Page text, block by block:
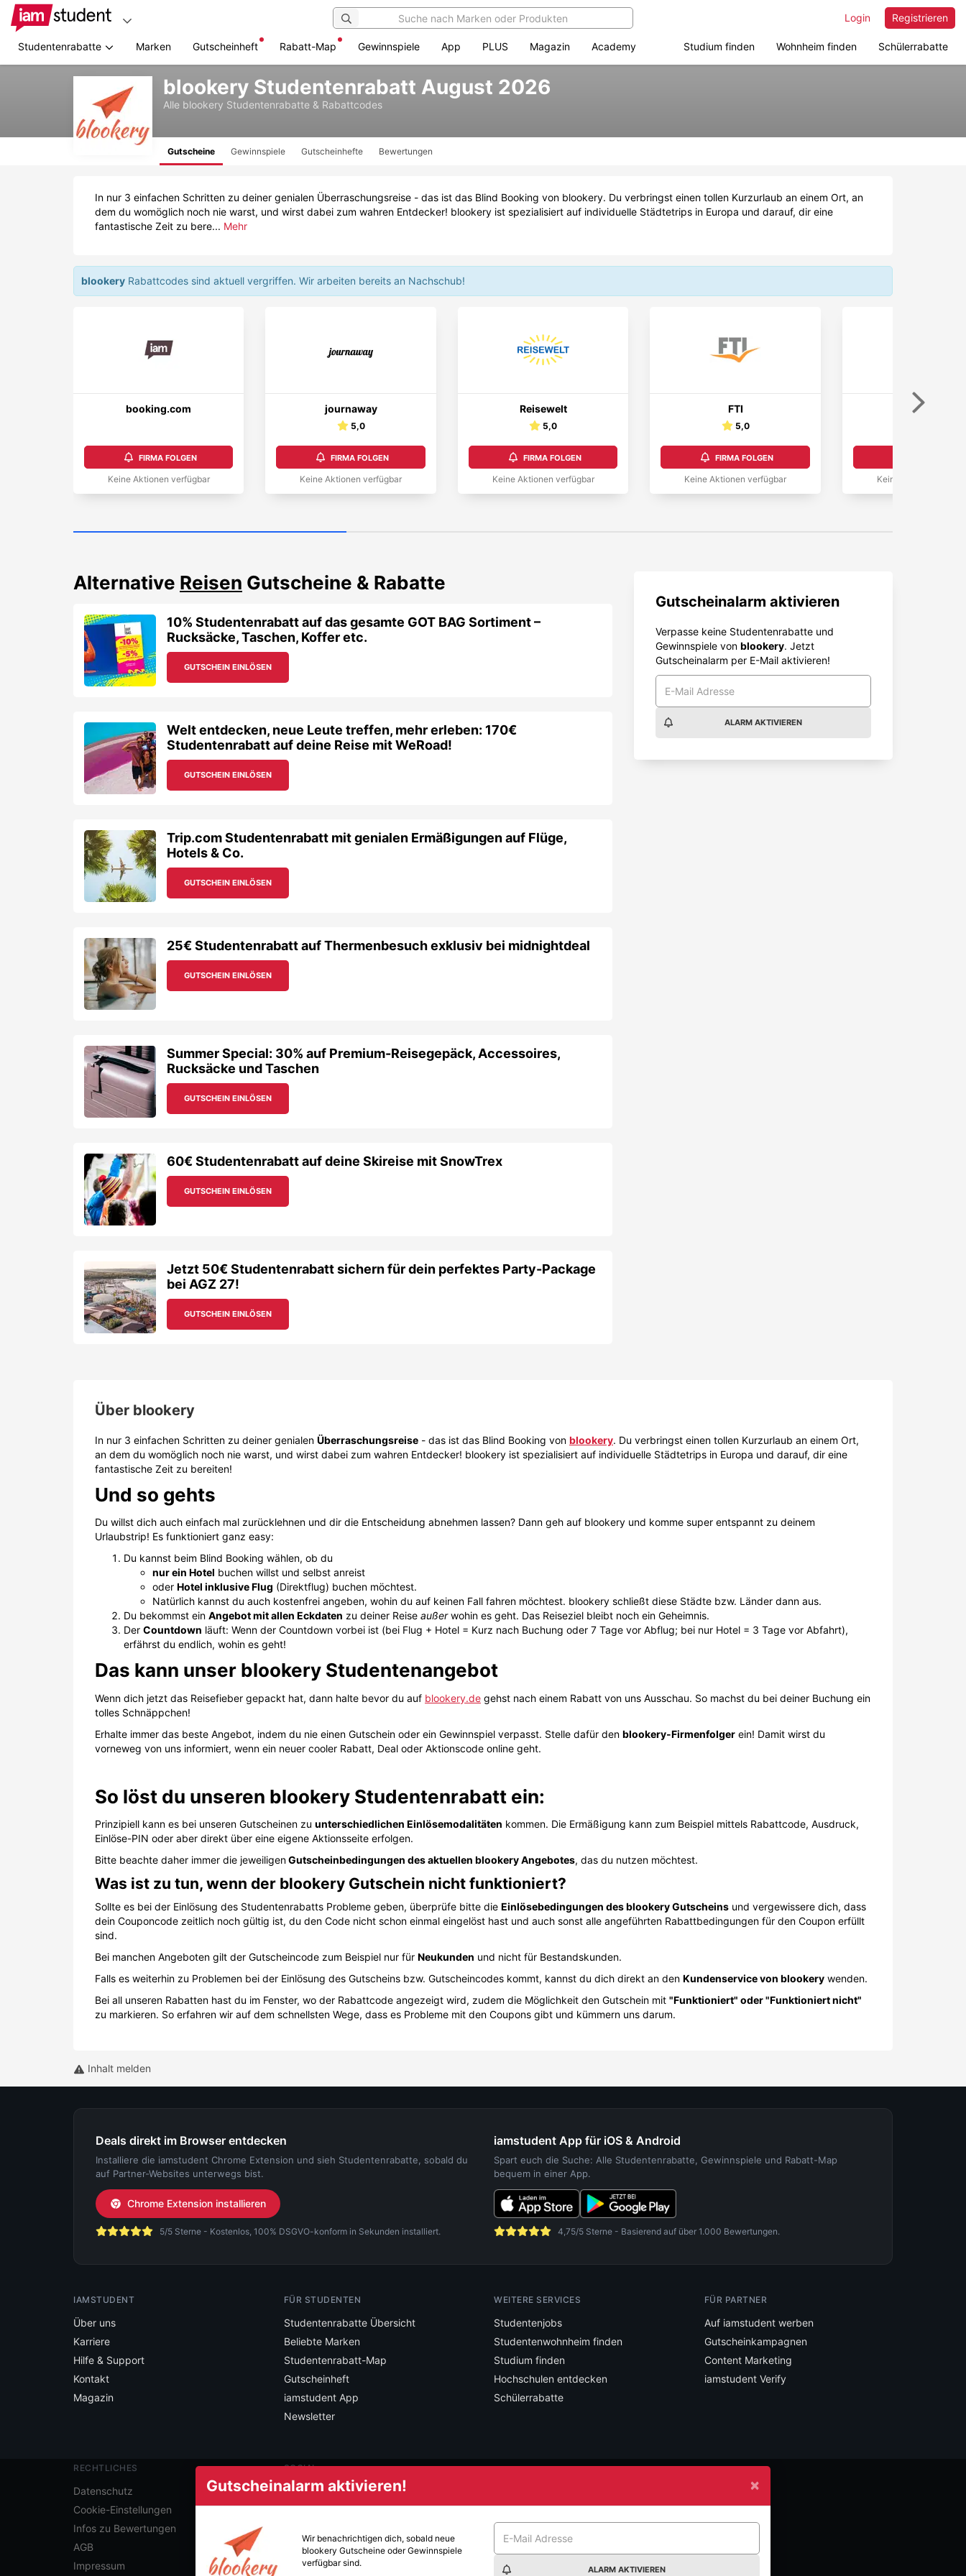
Registrieren
Login
Studentenrabatte Marken Gutscheinheft Rabatt-Map Gewinnspiele App PLUS Magazin Academy Studium finden Wohnheim finden Schülerrabatte
blookery Studentenrabatt August 2026
Alle blookery Studentenrabatte & Rabattcodes
Gutscheine Gewinnspiele Gutscheinhefte Bewertungen
In nur 3 einfachen Schritten zu deiner genialen Überraschungsreise - das ist das Blind Booking von blookery. Du verbringst einen tollen Kurzurlaub an einem Ort, an
dem du womöglich noch nie warst, und wirst dabei zum wahren Entdecker! blookery ist spezialisiert auf individuelle Städtetrips in Europa und darauf, dir eine
fantastische Zeit zu bere... Mehr
blookery Rabattcodes sind aktuell vergriffen. Wir arbeiten bereits an Nachschub!
booking.com
FIRMA FOLGEN
Keine Aktionen verfügbar
journaway
5,0
FIRMA FOLGEN
Keine Aktionen verfügbar
Reisewelt
5,0
FIRMA FOLGEN
Keine Aktionen verfügbar
FTI
5,0
FIRMA FOLGEN
Keine Aktionen verfügbar
Kurzurlaub.at
Keine Aktionen
Alternative Reisen Gutscheine & Rabatte
10% Studentenrabatt auf das gesamte GOT BAG Sortiment –
Rucksäcke, Taschen, Koffer etc.
GUTSCHEIN EINLÖSEN
Welt entdecken, neue Leute treffen, mehr erleben: 170€
Studentenrabatt auf deine Reise mit WeRoad!
GUTSCHEIN EINLÖSEN
Trip.com Studentenrabatt mit genialen Ermäßigungen auf Flüge,
Hotels & Co.
GUTSCHEIN EINLÖSEN
25€ Studentenrabatt auf Thermenbesuch exklusiv bei midnightdeal
GUTSCHEIN EINLÖSEN
Summer Special: 30% auf Premium-Reisegepäck, Accessoires,
Rucksäcke und Taschen
GUTSCHEIN EINLÖSEN
60€ Studentenrabatt auf deine Skireise mit SnowTrex
GUTSCHEIN EINLÖSEN
Jetzt 50€ Studentenrabatt sichern für dein perfektes Party-Package
bei AGZ 27!
GUTSCHEIN EINLÖSEN
Gutscheinalarm aktivieren
Verpasse keine Studentenrabatte und
Gewinnspiele von blookery. Jetzt
Gutscheinalarm per E-Mail aktivieren!
ALARM AKTIVIEREN
×
Gutscheinalarm aktivieren!
Wir benachrichtigen dich, sobald neue
blookery Gutscheine oder Gewinnspiele
verfügbar sind.
ALARM AKTIVIEREN
Über blookery
In nur 3 einfachen Schritten zu deiner genialen Überraschungsreise - das ist das Blind Booking von blookery. Du verbringst einen tollen Kurzurlaub an einem Ort,
an dem du womöglich noch nie warst, und wirst dabei zum wahren Entdecker! blookery ist spezialisiert auf individuelle Städtetrips in Europa und darauf, dir eine
fantastische Zeit zu bereiten!
Und so gehts
Du willst dich auch einfach mal zurücklehnen und dir die Entscheidung abnehmen lassen? Dann geh auf blookery und komme super entspannt zu deinem
Urlaubstrip! Es funktioniert ganz easy:
Du kannst beim Blind Booking wählen, ob du
nur ein Hotel buchen willst und selbst anreist
oder Hotel inklusive Flug (Direktflug) buchen möchtest.
Natürlich kannst du auch kostenfrei angeben, wohin du auf keinen Fall fahren möchtest. blookery schließt diese Städte bzw. Länder dann aus.
Du bekommst ein Angebot mit allen Eckdaten zu deiner Reise außerwohin es geht. Das Reiseziel bleibt noch ein Geheimnis.
Der Countdown läuft: Wenn der Countdown vorbei ist (bei Flug + Hotel = Kurz nach Buchung oder 7 Tage vor Abflug; bei nur Hotel = 3 Tage vor Abfahrt),
erfährst du endlich, wohin es geht!
Das kann unser blookery Studentenangebot
Wenn dich jetzt das Reisefieber gepackt hat, dann halte bevor du auf blookery.de gehst nach einem Rabatt von uns Ausschau. So machst du bei deiner Buchung ein
tolles Schnäppchen!
Erhalte immer das beste Angebot, indem du nie einen Gutschein oder ein Gewinnspiel verpasst. Stelle dafür den blookery-Firmenfolger ein! Damit wirst du
vorneweg von uns informiert, wenn ein neuer cooler Rabatt, Deal oder Aktionscode online geht.
So löst du unseren blookery Studentenrabatt ein:
Prinzipiell kann es bei unseren Gutscheinen zu unterschiedlichen Einlösemodalitäten kommen. Die Ermäßigung kann zum Beispiel mittels Rabattcode, Ausdruck,
Einlöse-PIN oder aber direkt über eine eigene Aktionsseite erfolgen.
Bitte beachte daher immer die jeweiligenGutscheinbedingungen des aktuellen blookery Angebotes, das du nutzen möchtest.
Was ist zu tun, wenn der blookery Gutschein nicht funktioniert?
Sollte es bei der Einlösung des Studentenrabatts Probleme geben, überprüfe bitte die Einlösebedingungen des blookery Gutscheins und vergewissere dich, dass
dein Couponcode zeitlich noch gültig ist, du den Code nicht schon einmal eingelöst hast und auch sonst alle angeführten Rabattbedingungen für den Coupon erfüllt
sind.
Bei manchen Angeboten gilt der Gutscheincode zum Beispiel nur für Neukunden und nicht für Bestandskunden.
Falls es weiterhin zu Problemen bei der Einlösung des Gutscheins bzw. Gutscheincodes kommt, kannst du dich direkt an den Kundenservice von blookery wenden.
Bei all unseren Rabatten hast du im Fenster, wo der Rabattcode angezeigt wird, zudem die Möglichkeit den Gutschein mit "Funktioniert" oder "Funktioniert nicht"
zu markieren. So erfahren wir auf dem schnellsten Wege, dass es Probleme mit den Coupons gibt und kümmern uns darum.
Inhalt melden
Deals direkt im Browser entdecken
Installiere die iamstudent Chrome Extension und sieh Studentenrabatte, sobald du
auf Partner-Websites unterwegs bist.
Chrome Extension installieren
5/5 Sterne - Kostenlos, 100% DSGVO-konform in Sekunden installiert.
iamstudent App für iOS & Android
Spart euch die Suche: Alle Studentenrabatte, Gewinnspiele und Rabatt-Map
bequem in einer App.
4,75/5 Sterne - Basierend auf über 1.000 Bewertungen.
IAMSTUDENT
Über uns
Karriere
Hilfe & Support
Kontakt
Magazin
FÜR STUDENTEN
Studentenrabatte Übersicht
Beliebte Marken
Studentenrabatt-Map
Gutscheinheft
iamstudent App
Newsletter
WEITERE SERVICES
Studentenjobs
Studentenwohnheim finden
Studium finden
Hochschulen entdecken
Schülerrabatte
FÜR PARTNER
Auf iamstudent werben
Gutscheinkampagnen
Content Marketing
iamstudent Verify
RECHTLICHES
Datenschutz
Cookie-Einstellungen
Infos zu Bewertungen
AGB
Impressum
SOCIAL
Folge iamstudent und verpasse keine Deals mehr.